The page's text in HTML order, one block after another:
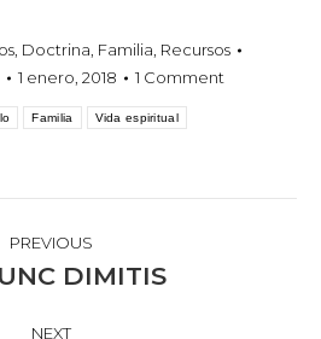
, Doctrina Familia Recursos
1 enero, 2018 1 Comment
Familia Vida espiritual
PREVIOUS
Previous
DIMITIS
NEXT